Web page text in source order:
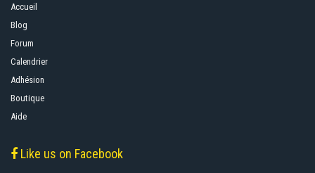
Accueil
Blog
Forum
Calendrier
Adhésion
Boutique
Aide
Like us on Facebook